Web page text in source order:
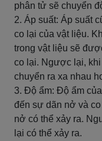
phân tử sẽ chuyển
2. Áp suất: Áp suất
co lại của vật liệu.
trong vật liệu sẽ
co lại. Ngược lại,
chuyển ra xa nhau
3. Độ ẩm: Độ ẩm
đến sự dãn nở và
nở có thể xảy ra.
lại có thể xảy ra.